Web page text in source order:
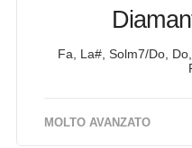
Fa, La#, Solm7/Do,
MOLTO AVANZATO